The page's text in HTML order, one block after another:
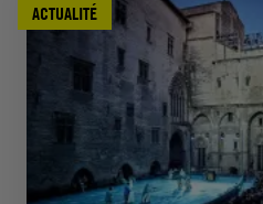
ACTUALITÉ